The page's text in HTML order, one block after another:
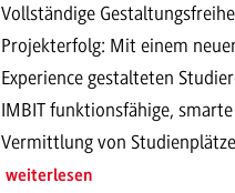
Vollständige
Projekterfolg: Mit einem
Experience gestalteten
IMBIT funktionsfähige,
Vermittlung von
weiterlesen